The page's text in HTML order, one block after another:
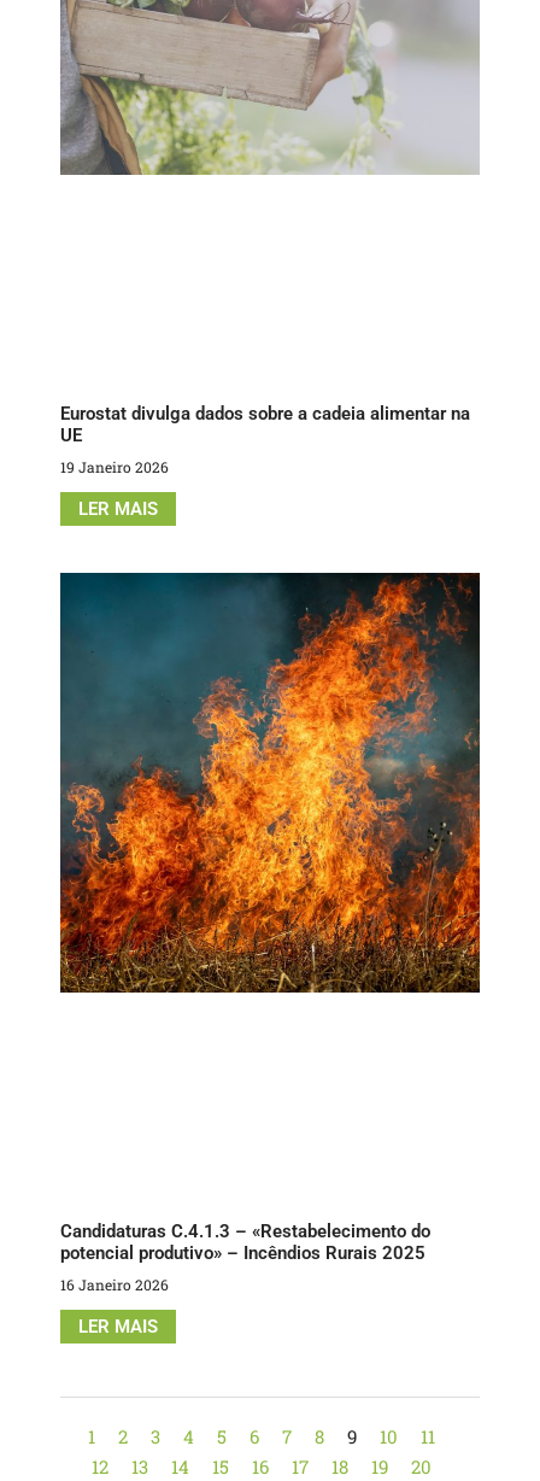
Eurostat divulga dados sobre a cadeia alimentar na
UE
19 Janeiro 2026
LER MAIS
Candidaturas C.4.1.3 – «Restabelecimento do
potencial produtivo» – Incêndios Rurais 2025
16 Janeiro 2026
LER MAIS
1 2 3 4 5 6 7 8 9 10
11
12
13 14 15 16 17 18 19
20